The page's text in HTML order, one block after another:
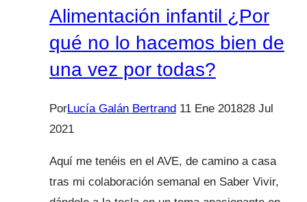
quiero
ir
al
cole”
Alimentación infantil ¿Por
qué no lo hacemos bien de
una vez por todas?
PorLucía Galán Bertrand 11 Ene 201828 Jul
2021
Aquí me tenéis en el AVE, de camino a casa
tras mi colaboración semanal en Saber Vivir,